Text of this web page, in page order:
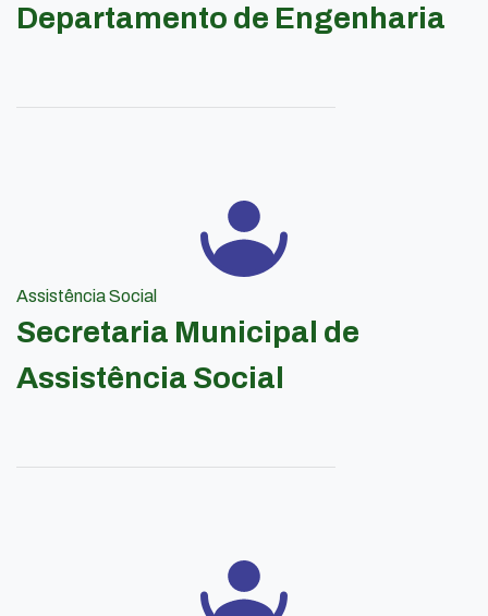
Departamento de Engenharia
Assistência Social
Secretaria Municipal de
Assistência Social